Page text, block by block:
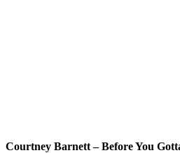
Courtney Barnett – Before You